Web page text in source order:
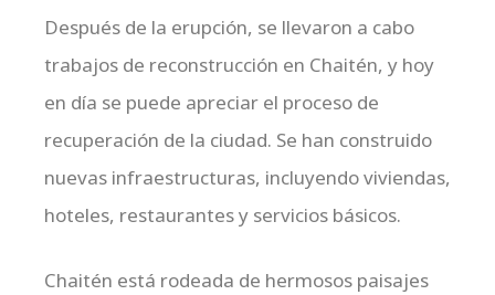
Después de la erupción, se llevaron a cabo
trabajos de reconstrucción en Chaitén, y hoy
en día se puede apreciar el proceso de
recuperación de la ciudad. Se han construido
nuevas infraestructuras, incluyendo viviendas,
hoteles, restaurantes y servicios básicos.
Chaitén está rodeada de hermosos paisajes